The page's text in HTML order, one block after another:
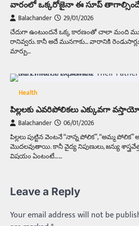
వారంలో ఒక్కరోజైనా ఈ సూప్‌
Balachander 29/01/2026
చేదుగా ఉంటుందనే ఒక్క కారణంతో చాలా మంది
రానివ్వరు. కానీ అదే మునగాకు… వారానికి
మార్పు…
Health
పిల్లలకు ఎవరిపోలికలు ఎక్కువగా
Balachander 06/01/2026
పిల్లలు పుట్టిన వెంటనే “నాన్న పోలిక”, “అమ్మ పోలిక”
మొదలవుతాయి. కానీ వైద్య నిపుణులు, జన్యు
విషయం ఏంటంటే……
Leave a Reply
Your email address will not be